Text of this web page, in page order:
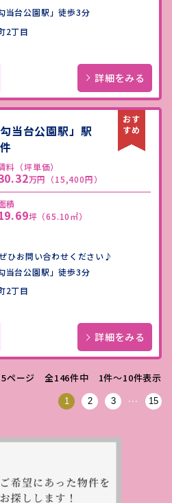
当台公園駅」徒歩3分
2丁目
詳細をみる
当台公園駅」駅
料（坪単価）
万円 （15,400円）
積
坪 （65.10㎡）
ひお問い合わせください♪
当台公園駅」徒歩3分
2丁目
詳細をみる
ページ 全146件中 1件〜10件表示
1 2 3 … 15